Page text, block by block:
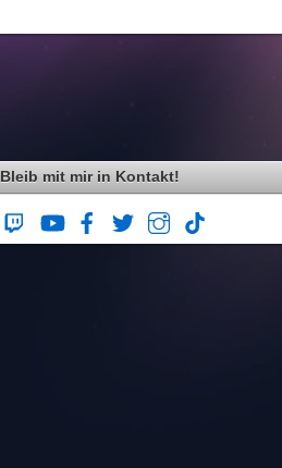
Bleib mit mir in Kontakt!